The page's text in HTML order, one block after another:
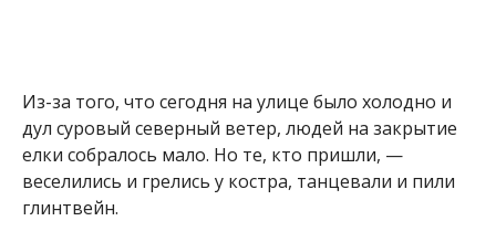
Из-за того, что сегодня на улице было холодно и
дул суровый северный ветер, людей на закрытие
елки собралось мало. Но те, кто пришли, —
веселились и грелись у костра, танцевали и пили
глинтвейн.